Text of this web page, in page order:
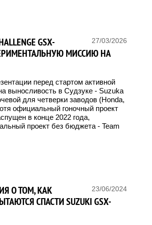
27/03/2026
GSX-
МИССИЮ НА
перед стартом активной
выносливость в Судзуке - Suzuka
для четверки заводов (Honda,
официальный гоночный проект
в конце 2022 года,
проект без бюджета - Team
23/06/2024
О ТОМ, КАК
СПАСТИ SUZUKI GSX-